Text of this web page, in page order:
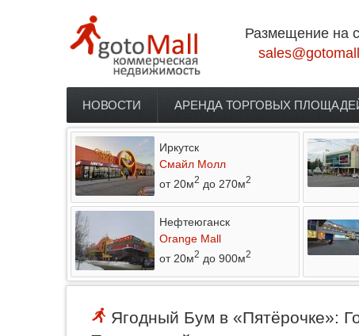
Размещение на
Главное меню
НОВОСТИ АРЕНДА ТОРГОВЫХ
Иркутск
Смайл Молл
от 20м2 до 270м2
Нефтеюганск
Orange Mall
от 20м2 до 900м2
Ягодный Бум в «Пятёрочке»: